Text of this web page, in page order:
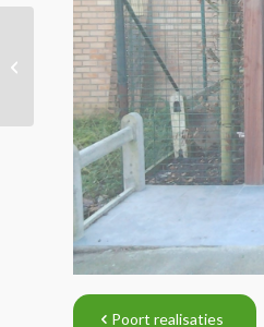
Poort realisaties
Poort realisatie